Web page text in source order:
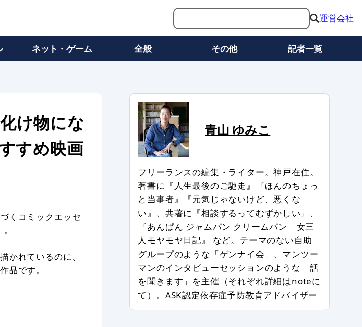
運営会社
ネット・ゲーム 全般 その他 記者一覧
け物にな
すめ映画
くコミックエッセ
かれているのに、
品です。
青山 ゆみこ
フリーランスの編集・ライター。神戸在住。
著書に『人生最後のご馳走』『ほんのちょっ
と当事者』『元気じゃないけど、悪くな
い』、共著に『相談するってむずかしい』、
『あんぱん ジャムパン クリームパン 女三
人モヤモヤ日記』 など。テーマのない自助
グループのような「ゲンナイ会」、マンツー
マンのインタビューセッションのような「話
を聞きます」を主催（それぞれ詳細はnoteに
て）。ASK認定依存症予防教育アドバイザー